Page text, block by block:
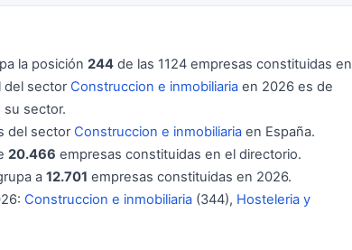
la posición 244 de las 1124 empresas constituidas en
del sector Construccion e inmobiliaria en 2026 es de
su sector.
del sector Construccion e inmobiliaria en España.
20.466 empresas constituidas en el directorio.
a 12.701 empresas constituidas en 2026.
Construccion e inmobiliaria (344), Hosteleria y